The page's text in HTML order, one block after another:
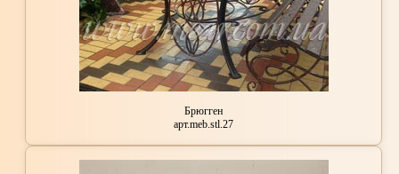
Брюгген
арт.meb.stl.27